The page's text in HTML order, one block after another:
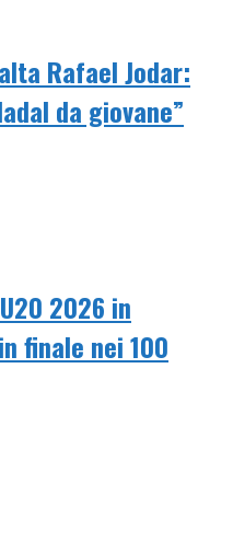
Rafael Jodar:
da giovane”
2026 in
finale nei 100